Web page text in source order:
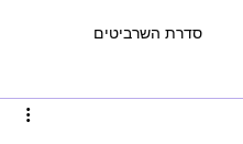
סדרת השרביטים